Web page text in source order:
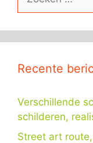
Recente
Verschillende
schilderen,
Street art